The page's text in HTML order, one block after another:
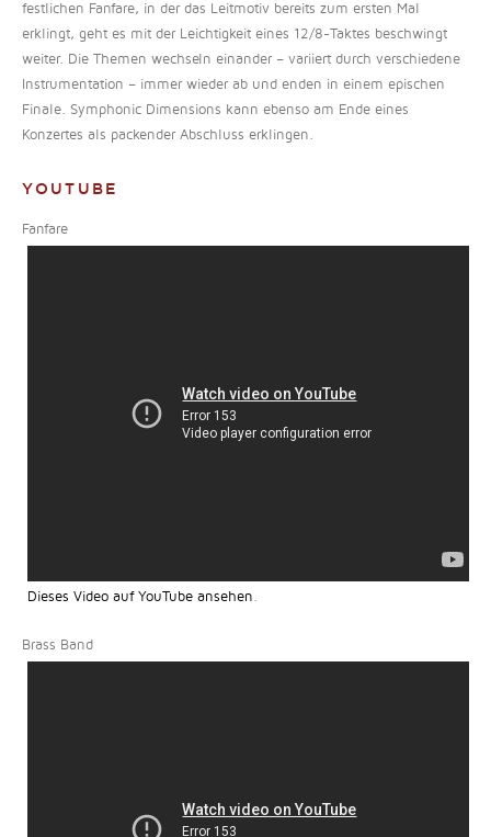
festlichen Fanfare, in der das Leitmotiv bereits zum ersten Mal
erklingt, geht es mit der Leichtigkeit eines 12/8-Taktes beschwingt
weiter. Die Themen wechseln einander – variiert durch verschiedene
Instrumentation – immer wieder ab und enden in einem epischen
Finale. Symphonic Dimensions kann ebenso am Ende eines
Konzertes als packender Abschluss erklingen.
YOUTUBE
Fanfare
Dieses Video auf YouTube ansehen.
Brass Band